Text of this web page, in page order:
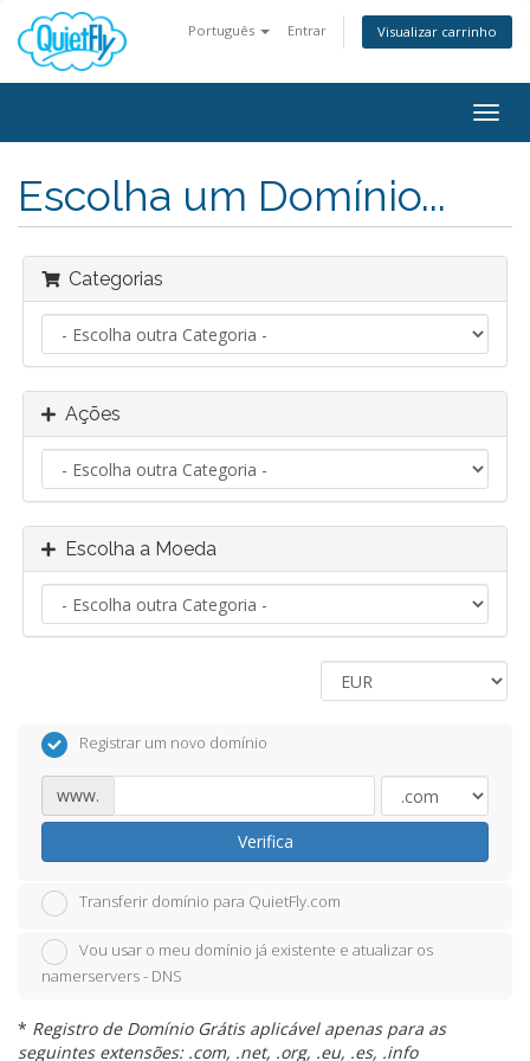
Português Entrar Visualizar carrinho
Escolha um Domínio...
Categorias
Ações
Escolha a Moeda
Registrar um novo domínio
www.
Verifica
Transferir domínio para QuietFly.com
Vou usar o meu domínio já existente e atualizar os
namerservers - DNS
* Registro de Domínio Grátis aplicável apenas para as
seguintes extensões: .com, .net, .org, .eu, .es, .info